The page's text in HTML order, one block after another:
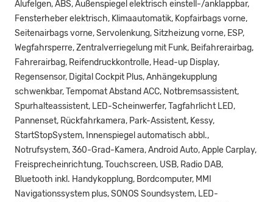
Alufelgen, ABS, Außenspiegel elektrisch einstell-/anklappbar,
Fensterheber elektrisch, Klimaautomatik, Kopfairbags vorne,
Seitenairbags vorne, Servolenkung, Sitzheizung vorne, ESP,
Wegfahrsperre, Zentralverriegelung mit Funk, Beifahrerairbag,
Fahrerairbag, Reifendruckkontrolle, Head-up Display,
Regensensor, Digital Cockpit Plus, Anhängekupplung
schwenkbar, Tempomat Abstand ACC, Notbremsassistent,
Spurhalteassistent, LED-Scheinwerfer, Tagfahrlicht LED,
Pannenset, Rückfahrkamera, Park-Assistent, Kessy,
StartStopSystem, Innenspiegel automatisch abbl.,
Notrufsystem, 360-Grad-Kamera, Android Auto, Apple Carplay,
Freisprecheinrichtung, Touchscreen, USB, Radio DAB,
Bluetooth inkl. Handykopplung, Bordcomputer, MMI
Navigationssystem plus, SONOS Soundsystem, LED-